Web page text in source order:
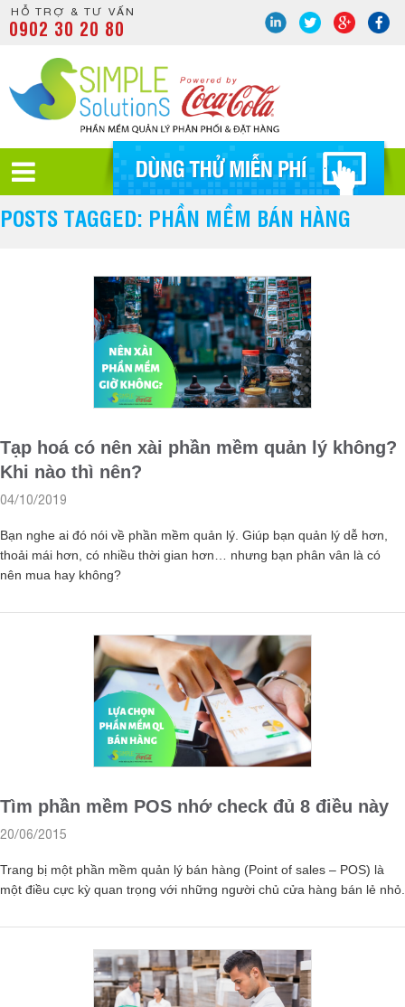
HỖ TRỢ & TƯ VẤN
0902 30 20 80
POSTS TAGGED: PHẦN MỀM BÁN HÀNG
Tạp hoá có nên xài phần mềm quản lý không?
Khi nào thì nên?
04/10/2019
Bạn nghe ai đó nói về phần mềm quản lý. Giúp bạn quản lý dễ hơn,
thoải mái hơn, có nhiều thời gian hơn… nhưng bạn phân vân là có
nên mua hay không?
Tìm phần mềm POS nhớ check đủ 8 điều này
20/06/2015
Trang bị một phần mềm quản lý bán hàng (Point of sales – POS) là
một điều cực kỳ quan trọng với những người chủ cửa hàng bán lẻ nhỏ.